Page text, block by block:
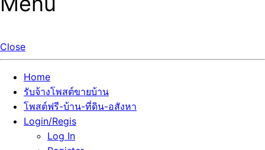
Close
Home
รับจ้างโพสต์ขายบ้าน
โพสต์ฟรี-บ้าน-ที่ดิน-อสังหา
Login/Regis
Log In